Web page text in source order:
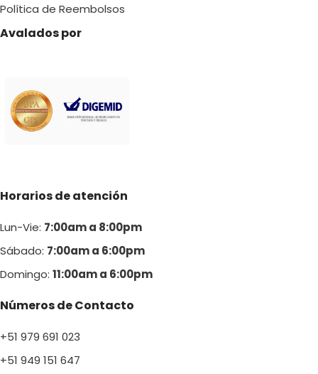
Política de Reembolsos
Avalados por
Horarios de atención
Lun-Vie: 7:00am a 8:00pm
Sábado: 7:00am a 6:00pm
Domingo: 11:00am a 6:00pm
Números de Contacto
+51 979 691 023
+51 949 151 647